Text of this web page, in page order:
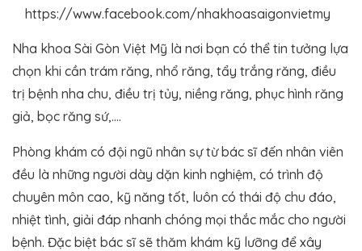
https://www.facebook.com/nhakhoasaigonvietmy
Nha khoa Sài Gòn Việt Mỹ là nơi bạn có thể tin tưởng lựa
chọn khi cần trám răng, nhổ răng, tẩy trắng răng, điều
trị bệnh nha chu, điều trị tủy, niềng răng, phục hình răng
giả, bọc răng sứ,….
Phòng khám có đội ngũ nhân sự từ bác sĩ đến nhân viên
đều là những người dày dặn kinh nghiệm, có trình độ
chuyên môn cao, kỹ năng tốt, luôn có thái độ chu đáo,
nhiệt tình, giải đáp nhanh chóng mọi thắc mắc cho người
bệnh. Đặc biệt bác sĩ sẽ thăm khám kỹ lưỡng để xây